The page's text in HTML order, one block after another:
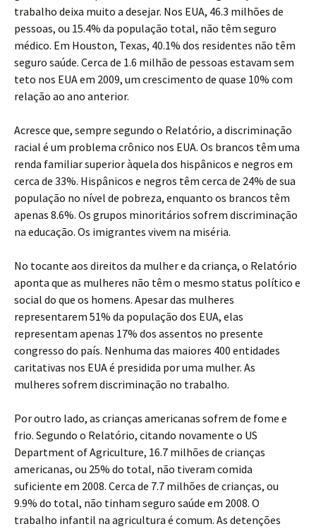
trabalho deixa muito a desejar. Nos EUA, 46.3 milhões de
pessoas, ou 15.4% da população total, não têm seguro
médico. Em Houston, Texas, 40.1% dos residentes não têm
seguro saúde. Cerca de 1.6 milhão de pessoas estavam sem
teto nos EUA em 2009, um crescimento de quase 10% com
relação ao ano anterior.
Acresce que, sempre segundo o Relatório, a discriminação
racial é um problema crônico nos EUA. Os brancos têm uma
renda familiar superior àquela dos hispânicos e negros em
cerca de 33%. Hispânicos e negros têm cerca de 24% de sua
população no nível de pobreza, enquanto os brancos têm
apenas 8.6%. Os grupos minoritários sofrem discriminação
na educação. Os imigrantes vivem na miséria.
No tocante aos direitos da mulher e da criança, o Relatório
aponta que as mulheres não têm o mesmo status político e
social do que os homens. Apesar das mulheres
representarem 51% da população dos EUA, elas
representam apenas 17% dos assentos no presente
congresso do país. Nenhuma das maiores 400 entidades
caritativas nos EUA é presidida por uma mulher. As
mulheres sofrem discriminação no trabalho.
Por outro lado, as crianças americanas sofrem de fome e
frio. Segundo o Relatório, citando novamente o US
Department of Agriculture, 16.7 milhões de crianças
americanas, ou 25% do total, não tiveram comida
suficiente em 2008. Cerca de 7.7 milhões de crianças, ou
9.9% do total, não tinham seguro saúde em 2008. O
trabalho infantil na agricultura é comum. As detenções